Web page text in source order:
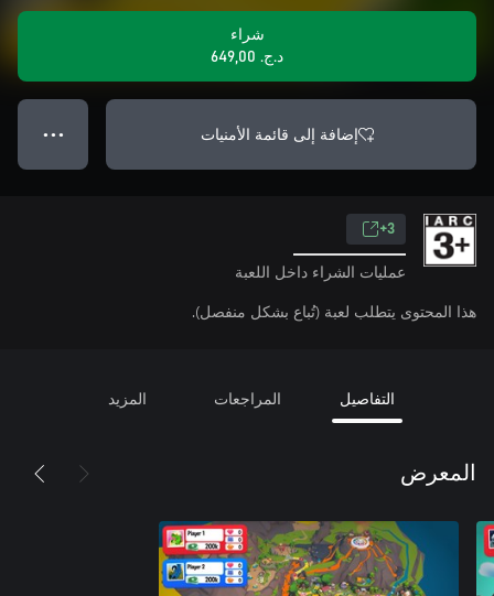
شراء
د.ج.‏ 649,00
إضافة إلى قائمة الأمنيات ● ● ●
3+
عمليات الشراء داخل اللعبة
هذا المحتوى يتطلب لعبة (تُباع بشكل منفصل).
التفاصيل المراجعات المزيد
المعرض